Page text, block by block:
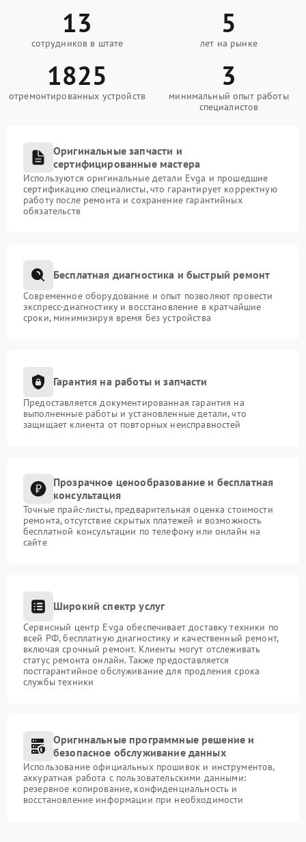
13
сотрудников в штате
5
лет на рынке
1825
отремонтированных устройств
3
минимальный опыт работы
специалистов
Оригинальные запчасти и
сертифицированные мастера
Используются оригинальные детали Evga и прошедшие
сертификацию специалисты, что гарантирует корректную
работу после ремонта и сохранение гарантийных
обязательств
Бесплатная диагностика и быстрый ремонт
Современное оборудование и опыт позволяют провести
экспресс-диагностику и восстановление в кратчайшие
сроки, минимизируя время без устройства
Гарантия на работы и запчасти
Предоставляется документированная гарантия на
выполненные работы и установленные детали, что
защищает клиента от повторных неисправностей
Прозрачное ценообразование и бесплатная
консультация
Точные прайс-листы, предварительная оценка стоимости
ремонта, отсутствие скрытых платежей и возможность
бесплатной консультации по телефону или онлайн на
сайте
Широкий спектр услуг
Сервисный центр Evga обеспечивает доставку техники по
всей РФ, бесплатную диагностику и качественный ремонт,
включая срочный ремонт. Клиенты могут отслеживать
статус ремонта онлайн. Также предоставляется
постгарантийное обслуживание для продления срока
службы техники
Оригинальные программные решение и
безопасное обслуживание данных
Использование официальных прошивок и инструментов,
аккуратная работа с пользовательскими данными:
резервное копирование, конфиденциальность и
восстановление информации при необходимости